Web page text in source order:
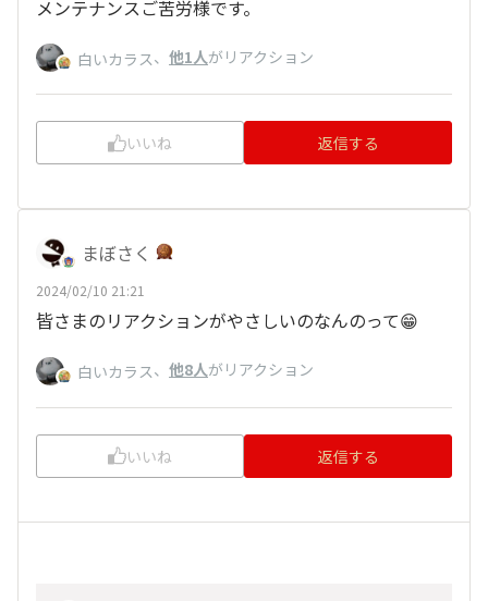
メンテナンスご苦労様です。
白いカラス、 他1人がリアクション
いいね 返信する
まぼさく
2024/02/10 21:21
皆さまのリアクションがやさしいのなんのって😁
白いカラス、 他8人がリアクション
いいね 返信する